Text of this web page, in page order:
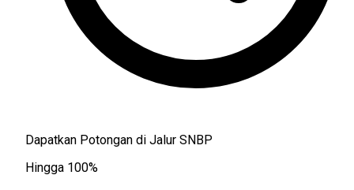
Dapatkan Potongan di Jalur SNBP
Hingga 100%